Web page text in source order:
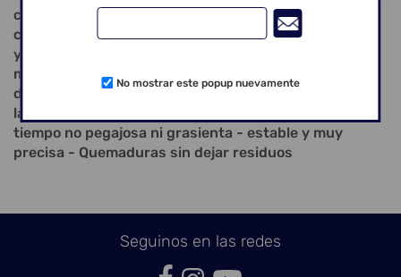
color marrón „madera“ no sólo es perfecto como una
cera cervical y de base en la técnica pueden puentes
y coronas, pero también es muy adecuado para el
modelado de inlays & onlays. - Consistencia perfecta
de cera - Al estado liquido penetra muy bien en todas
las cavidades - Consistencia suave pero al mismo
tiempo no pegajosa ni grasienta - estable y muy
precisa - Quemaduras sin dejar residuos
Seguinos en las redes
No mostrar este popup nuevamente